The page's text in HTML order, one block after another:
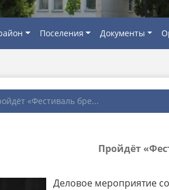
Поселения Документы
«Фестиваль бре...
Пройдёт
Деловое мероприятие